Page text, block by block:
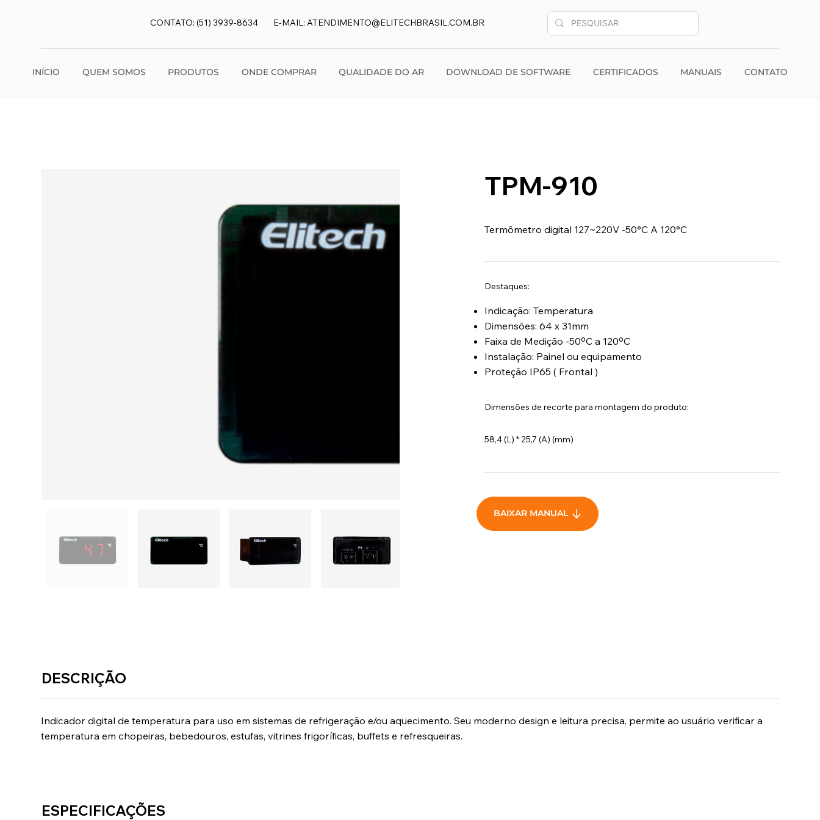
CONTATO: (51) 3939-8634 E-MAIL:ATENDIMENTO@ELITECHBRASIL.COM.BR
INÍCIO QUEM SOMOS PRODUTOS ONDE COMPRAR QUALIDADE DO AR DOWNLOAD DE SOFTWARE CERTIFICADOS MANUAIS CONTATO
TPM-910
Termômetro digital 127~220V -50°C A 120°C
Destaques:
Indicação: Temperatura
Dimensões: 64 x 31mm
Faixa de Medição -50ºC a 120ºC
Instalação: Painel ou equipamento
Proteção IP65 ( Frontal )
Dimensões de recorte para montagem do produto:
58,4 (L) * 25,7 (A) (mm)
BAIXAR MANUAL
DESCRIÇÃO
Indicador digital de temperatura para uso em sistemas de refrigeração e/ou aquecimento. Seu moderno design e leitura precisa, permite ao usuário verificar a
temperatura em chopeiras, bebedouros, estufas, vitrines frigoríficas, buffets e refresqueiras.
ESPECIFICAÇÕES